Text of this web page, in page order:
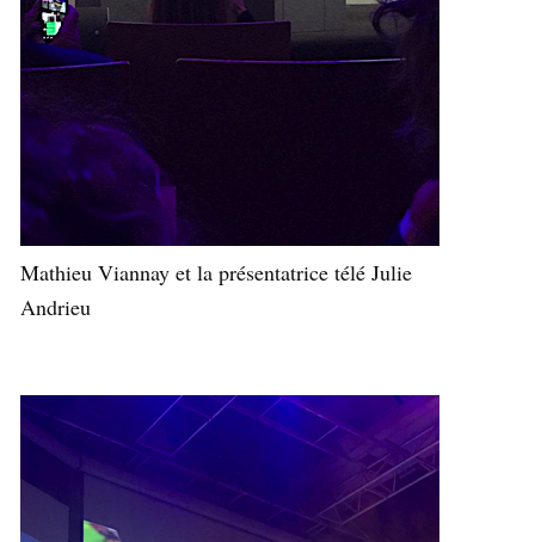
Mathieu Viannay et la présentatrice télé Julie
Andrieu